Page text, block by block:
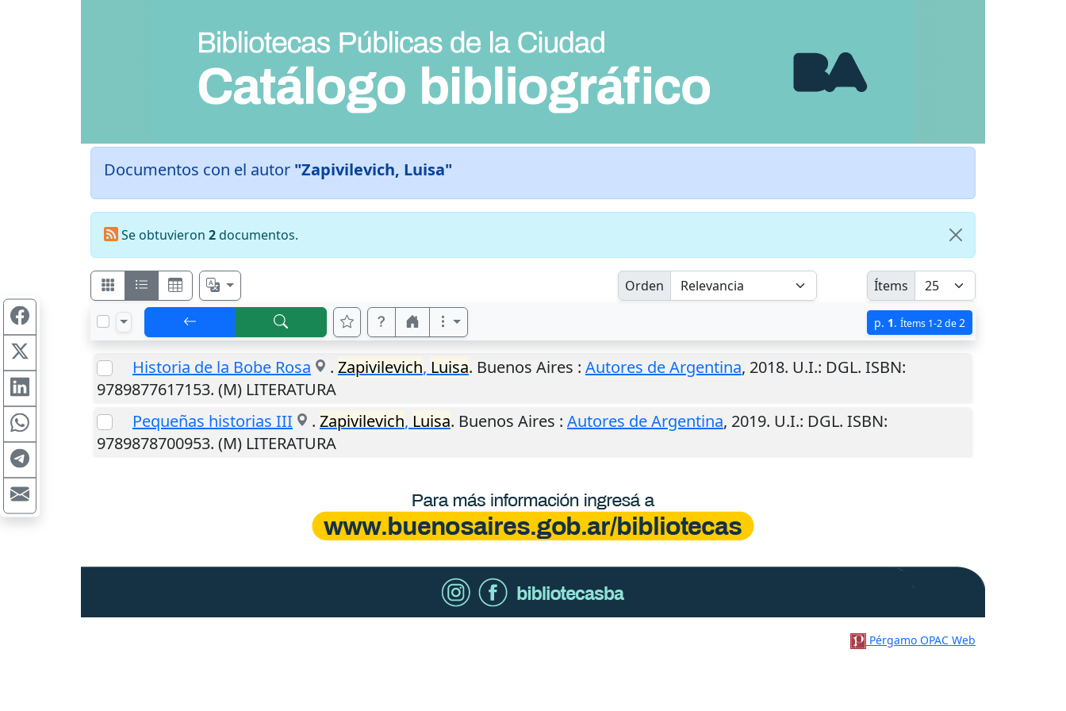
Documentos con el autor "Zapivilevich, Luisa"
Se obtuvieron 2documentos.
Orden Ítems
p. 1. Ítems 1-2 de 2
Historia de la Bobe Rosa . Zapivilevich, Luisa. Buenos Aires : Autores de Argentina, 2018. U.I.: DGL. ISBN:
9789877617153. (M) LITERATURA
Pequeñas historias III
. Zapivilevich, Luisa. Buenos Aires : Autores de Argentina, 2019. U.I.: DGL. ISBN:
9789878700953. (M) LITERATURA
Pérgamo OPAC Web